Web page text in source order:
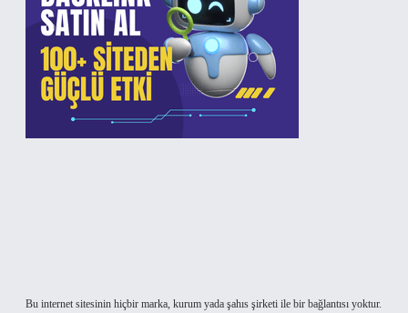
Bu internet sitesinin hiçbir marka, kurum yada şahıs şirketi ile bir bağlantısı yoktur.